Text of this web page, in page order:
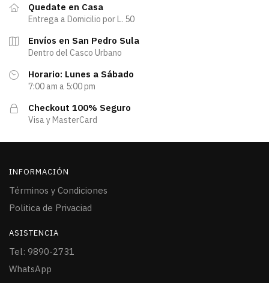
Quedate en Casa
Entrega a Domicilio por L. 50
Envíos en San Pedro Sula
Dentro del Casco Urbano
Horario: Lunes a Sábado
7:00 am a 5:00 pm
Checkout 100% Seguro
Visa y MasterCard
INFORMACIÓN
Términos y Condiciones
Politica de Privaciad
ASISTENCIA
Tel: 9890-2731
WhatsApp